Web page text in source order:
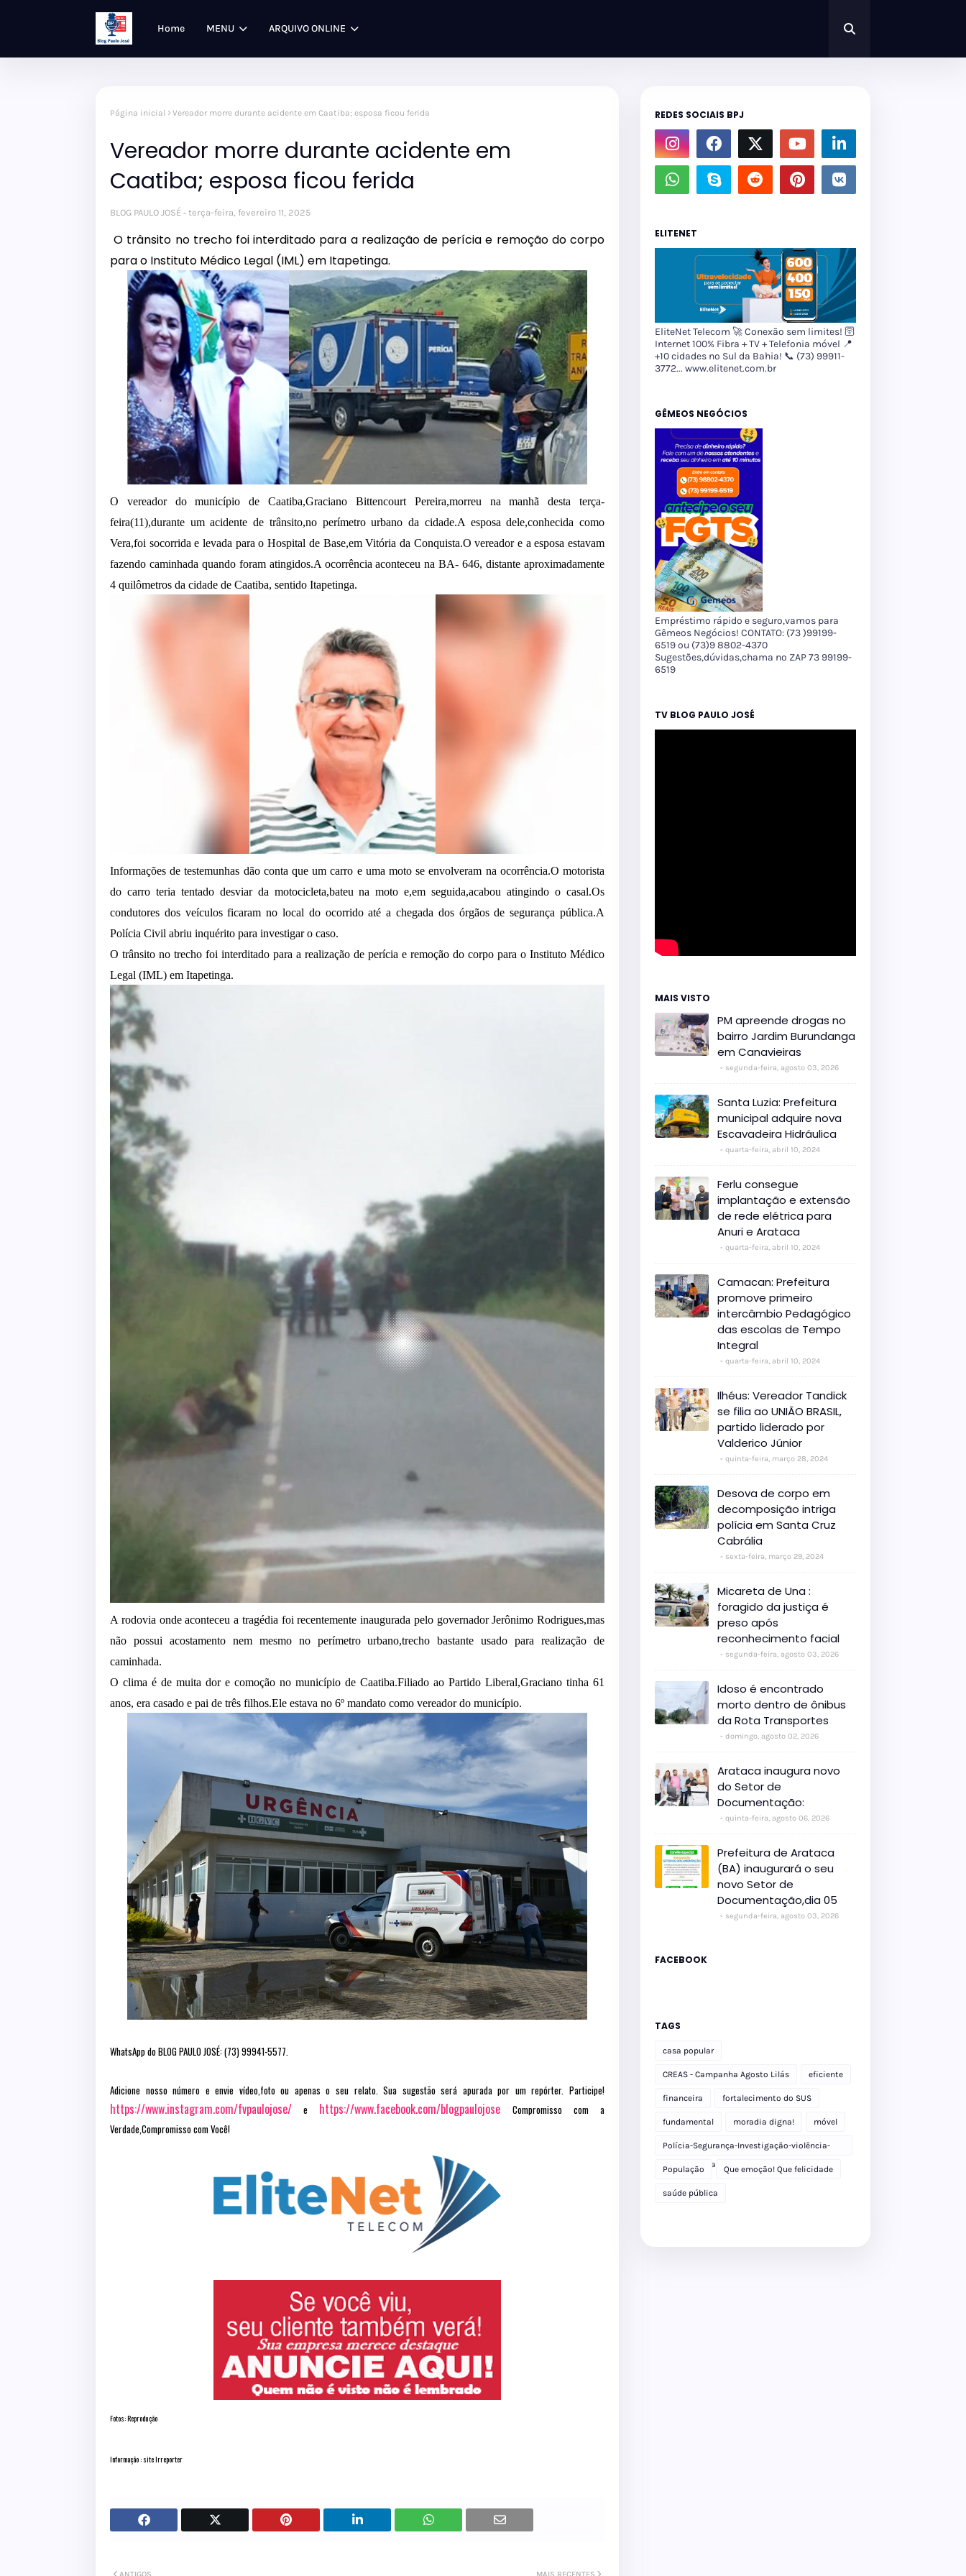
Home MENU ARQUIVO ONLINE
Página inicial Vereador morre durante acidente em Caatiba; esposa ficou ferida
Vereador morre durante acidente em
Caatiba; esposa ficou ferida
BLOG PAULO JOSÉ terça-feira, fevereiro 11, 2025
O trânsito no trecho foi interditado para a realização de perícia e remoção do corpo
para o Instituto Médico Legal (IML) em Itapetinga.
O vereador do município de Caatiba,Graciano Bittencourt Pereira,morreu na manhã desta terça-
feira(11),durante um acidente de trânsito,no perímetro urbano da cidade.A esposa dele,conhecida como
Vera,foi socorrida e levada para o Hospital de Base,em Vitória da Conquista.O vereador e a esposa estavam
fazendo caminhada quando foram atingidos.A ocorrência aconteceu na BA- 646, distante aproximadamente
4 quilômetros da cidade de Caatiba, sentido Itapetinga.
Informações de testemunhas dão conta que um carro e uma moto se envolveram na ocorrência.O motorista
do carro teria tentado desviar da motocicleta,bateu na moto e,em seguida,acabou atingindo o casal.Os
condutores dos veículos ficaram no local do ocorrido até a chegada dos órgãos de segurança pública.A
Polícia Civil abriu inquérito para investigar o caso.
O trânsito no trecho foi interditado para a realização de perícia e remoção do corpo para o Instituto Médico
Legal (IML) em Itapetinga.
A rodovia onde aconteceu a tragédia foi recentemente inaugurada pelo governador Jerônimo Rodrigues,mas
não possui acostamento nem mesmo no perímetro urbano,trecho bastante usado para realização de
caminhada.
O clima é de muita dor e comoção no município de Caatiba.Filiado ao Partido Liberal,Graciano tinha 61
anos, era casado e pai de três filhos.Ele estava no 6º mandato como vereador do município.
WhatsApp do BLOG PAULO JOSÉ: (73) 99941-5577.
Adicione nosso número e envie vídeo,foto ou apenas o seu relato. Sua sugestão será apurada por um repórter. Participe!
https://www.instagram.com/fvpaulojose/ e https://www.facebook.com/blogpaulojose Compromisso com a
Verdade,Compromisso com Você!
Fotos: Reprodução
Informação : site Irreporter
REDES SOCIAIS BPJ
ELITENET
EliteNet Telecom 🚀 Conexão sem limites! 🛜
Internet 100% Fibra + TV + Telefonia móvel 📍
+10 cidades no Sul da Bahia! 📞 (73) 99911-
3772... www.elitenet.com.br
GÊMEOS NEGÓCIOS
Empréstimo rápido e seguro,vamos para
Gêmeos Negócios! CONTATO: (73 )99199-
6519 ou (73)9 8802-4370
Sugestões,dúvidas,chama no ZAP 73 99199-
6519
TV BLOG PAULO JOSÉ
MAIS VISTO
PM apreende drogas no
bairro Jardim Burundanga
em Canavieiras
segunda-feira, agosto 03, 2026
Santa Luzia: Prefeitura
municipal adquire nova
Escavadeira Hidráulica
quarta-feira, abril 10, 2024
Ferlu consegue
implantação e extensão
de rede elétrica para
Anuri e Arataca
quarta-feira, abril 10, 2024
Camacan: Prefeitura
promove primeiro
intercâmbio Pedagógico
das escolas de Tempo
Integral
quarta-feira, abril 10, 2024
Ilhéus: Vereador Tandick
se filia ao UNIÃO BRASIL,
partido liderado por
Valderico Júnior
quinta-feira, março 28, 2024
Desova de corpo em
decomposição intriga
polícia em Santa Cruz
Cabrália
sexta-feira, março 29, 2024
Micareta de Una :
foragido da justiça é
preso após
reconhecimento facial
segunda-feira, agosto 03, 2026
Idoso é encontrado
morto dentro de ônibus
da Rota Transportes
domingo, agosto 02, 2026
Arataca inaugura novo
do Setor de
Documentação:
quinta-feira, agosto 06, 2026
Prefeitura de Arataca
(BA) inaugurará o seu
novo Setor de
Documentação,dia 05
segunda-feira, agosto 03, 2026
FACEBOOK
TAGS
casa popular
CREAS - Campanha Agosto Lilás eficiente
financeira fortalecimento do SUS
fundamental moradia digna! móvel
Polícia-Segurança-Investigação-violência-
Polícia Militar-delegacia
População Que emoção! Que felicidade
saúde pública